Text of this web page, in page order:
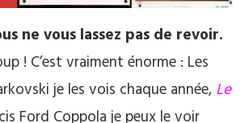
ne vous lassez pas de revoir.
! C’est vraiment énorme : Les
je les vois chaque année, Le
Ford Coppola je peux le voir